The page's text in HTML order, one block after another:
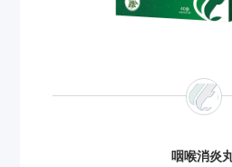
Salbutamol Sulfate
支气管痉挛的治疗及严重的急性哮
咽喉消炎